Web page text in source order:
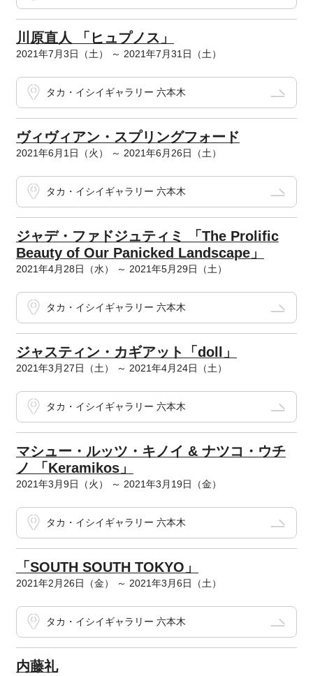
川原直人 「ヒュプノス」
2021年7月3日（土） ～ 2021年7月31日（土）
タカ・イシイギャラリー 六本木
ヴィヴィアン・スプリングフォード
2021年6月1日（火） ～ 2021年6月26日（土）
タカ・イシイギャラリー 六本木
ジャデ・ファドジュティミ 「The Prolific
Beauty of Our Panicked Landscape」
2021年4月28日（水） ～ 2021年5月29日（土）
タカ・イシイギャラリー 六本木
ジャスティン・カギアット「doll」
2021年3月27日（土） ～ 2021年4月24日（土）
タカ・イシイギャラリー 六本木
マシュー・ルッツ・キノイ & ナツコ・ウチ
ノ 「Keramikos」
2021年3月9日（火） ～ 2021年3月19日（金）
タカ・イシイギャラリー 六本木
「SOUTH SOUTH TOKYO」
2021年2月26日（金） ～ 2021年3月6日（土）
タカ・イシイギャラリー 六本木
内藤礼